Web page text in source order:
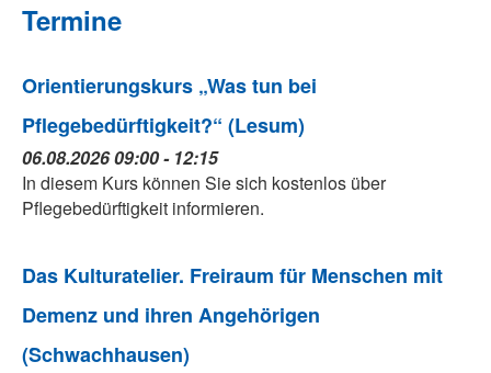
Termine
Orientierungskurs „Was tun bei
Pflegebedürftigkeit?“ (Lesum)
06.08.2026 09:00 - 12:15
In diesem Kurs können Sie sich kostenlos über
Pflegebedürftigkeit informieren.
Das Kulturatelier. Freiraum für Menschen mit
Demenz und ihren Angehörigen
(Schwachhausen)